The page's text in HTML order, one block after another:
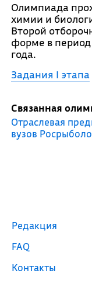
Олимпиада
химии и
Второй
форме в
года.
Задания I этапа
Связанная
Отраслевая
вузов
Редакция
FAQ
Контакты